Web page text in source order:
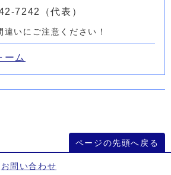
7242（代表）
違いにご注意ください！
ーム
ページの先頭へ戻る
お問い合わせ